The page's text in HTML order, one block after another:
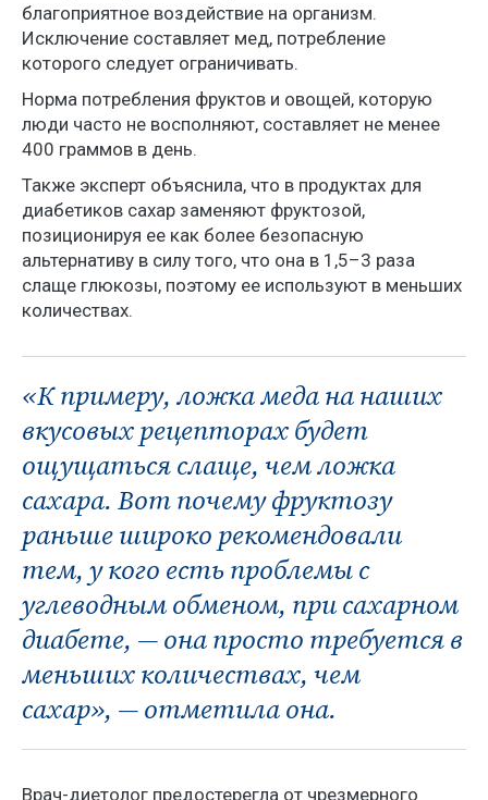
благоприятное воздействие на организм.
Исключение составляет мед, потребление
которого следует ограничивать.
Норма потребления фруктов и овощей, которую
люди часто не восполняют, составляет не менее
400 граммов в день.
Также эксперт объяснила, что в продуктах для
диабетиков сахар заменяют фруктозой,
позиционируя ее как более безопасную
альтернативу в силу того, что она в 1,5–3 раза
слаще глюкозы, поэтому ее используют в меньших
количествах.
«К примеру, ложка меда на наших
вкусовых рецепторах будет
ощущаться слаще, чем ложка
сахара. Вот почему фруктозу
раньше широко рекомендовали
тем, у кого есть проблемы с
углеводным обменом, при сахарном
диабете, — она просто требуется в
меньших количествах, чем
сахар», — отметила она.
Врач-диетолог предостерегла от чрезмерного